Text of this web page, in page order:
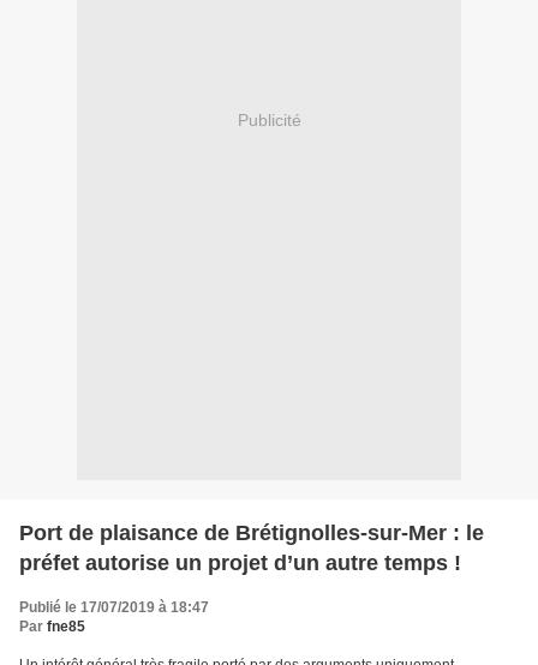
Publicité
Port de plaisance de Brétignolles-sur-Mer : le
préfet autorise un projet d’un autre temps !
Publié le 17/07/2019 à 18:47
Par fne85